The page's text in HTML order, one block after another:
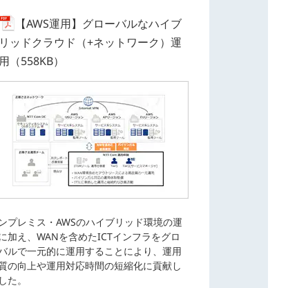
【AWS運用】グローバルなハイブ
リッドクラウド（+ネットワーク）運
用（558KB）
プレミス・AWSのハイブリッド環境の運
加え、WANを含めたICTインフラをグロ
ルで一元的に運用することにより、運用
の向上や運用対応時間の短縮化に貢献し
た。